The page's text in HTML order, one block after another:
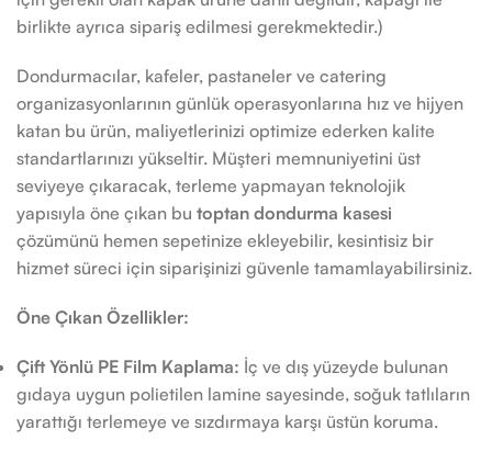
birlikte ayrıca sipariş edilmesi gerekmektedir.)
Dondurmacılar, kafeler, pastaneler ve catering
organizasyonlarının günlük operasyonlarına hız ve hijyen
katan bu ürün, maliyetlerinizi optimize ederken kalite
standartlarınızı yükseltir. Müşteri memnuniyetini üst
seviyeye çıkaracak, terleme yapmayan teknolojik
yapısıyla öne çıkan bu toptan dondurma kasesi
çözümünü hemen sepetinize ekleyebilir, kesintisiz bir
hizmet süreci için siparişinizi güvenle tamamlayabilirsiniz.
Öne Çıkan Özellikler:
Çift Yönlü PE Film Kaplama: İç ve dış yüzeyde bulunan
gıdaya uygun polietilen lamine sayesinde, soğuk tatlıların
yarattığı terlemeye ve sızdırmaya karşı üstün koruma.